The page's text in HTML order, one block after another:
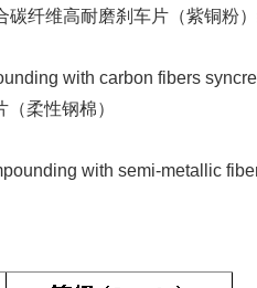
纤维高耐磨刹车片（紫铜粉）
with carbon fibers
柔性钢棉）
with semi-metallic